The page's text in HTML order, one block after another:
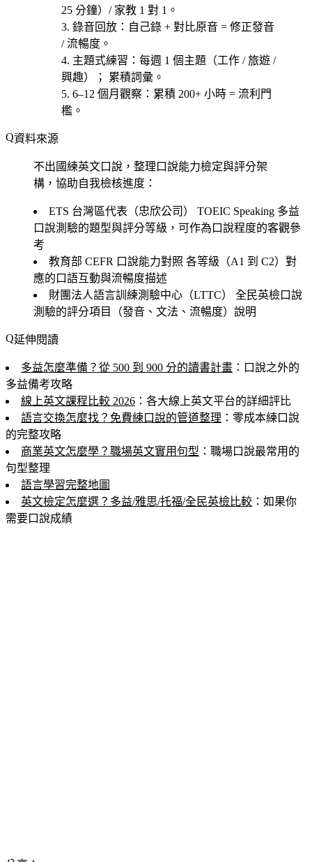
25 分鐘）/ 家教 1 對 1。
錄音回放 ：自己錄 + 對比原音 = 修正發音
/ 流暢度。
主題式練習 ：每週 1 個主題（工作 / 旅遊 /
興趣）； 累積詞彙。
6–12 個月觀察 ：累積 200+ 小時 = 流利門
檻。
資料來源
不出國練英文口說，整理口說能力檢定與評分架
構，協助自我檢核進度：
ETS 台灣區代表（忠欣公司）
TOEIC Speaking 多益
口說測驗的題型與評分等級，可作為口說程度的客觀參
考
教育部 CEFR 口說能力對照 各等級（A1 到 C2）對
應的口語互動與流暢度描述
財團法人語言訓練測驗中心（LTTC）
全民英檢口說
測驗的評分項目（發音、文法、流暢度）說明
延伸閱讀
多益怎麼準備？從 500 到 900 分的讀書計畫 ：口說之外的
多益備考攻略
線上英文課程比較 2026 ：各大線上英文平台的詳細評比
語言交換怎麼找？免費練口說的管道整理 ：零成本練口說
的完整攻略
商業英文怎麼學？職場英文實用句型 ：職場口說最常用的
句型整理
語言學習完整地圖
英文檢定怎麼選？多益/雅思/托福/全民英檢比較 ：如果你
需要口說成績